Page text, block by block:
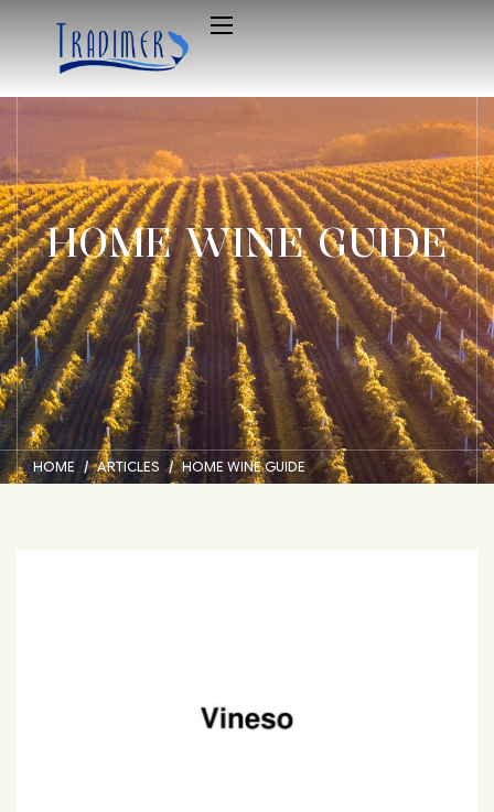
HOME WINE GUIDE
HOME ARTICLES HOME WINE GUIDE